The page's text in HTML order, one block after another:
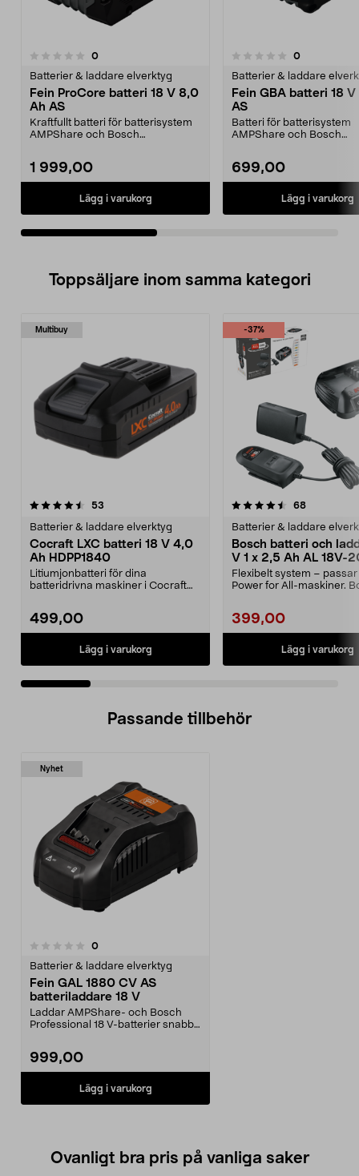
0recensioner
Batterier & laddare elverktyg
Fein ProCore batteri 18 V 8,0
Ah AS
Kraftfullt batteri för batterisystem
AMPShare och Bosch
1 999,00
Lägg i varukorg
0.0 av 5 stjärnor 0recensioner
Batterier & laddare
Fein GBA batteri 18
AS
Batteri för batterisystem
AMPShare och Bosch
699,00
Lägg i varukorg
0.0 av 5 stjärnor
Toppsäljare inom samma kategori
Multibuy
53
Batterier & laddare elverktyg
Cocraft LXC batteri 18 V 4,0
Ah HDPP1840
Litiumjonbatteri för dina
batteridrivna maskiner i Cocraft
499,00
Lägg i varukorg
-37%
4.5 av 5 stjärnor 68recensioner
Batterier & laddare
Bosch batteri och
V 1 x 2,5 Ah AL 18V-
Flexibelt system – passar
Power for All-maskiner.
399,00
Lägg i varukorg
4.5 av 5 stjärnor
Passande tillbehör
Nyhet
0recensioner
Batterier & laddare elverktyg
Fein GAL 1880 CV AS
batteriladdare 18 V
Laddar AMPShare- och Bosch
Professional 18 V-batterier snabbt
999,00
Lägg i varukorg
Ovanligt bra pris på vanliga saker